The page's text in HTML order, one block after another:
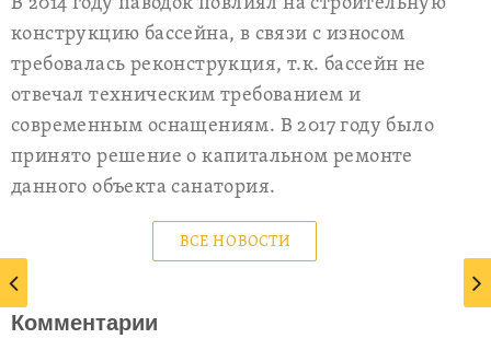
конструкцию бассейна, в связи с износом
требовалась реконструкция, т.к. бассейн не
отвечал техническим требованием и
современным оснащениям. В 2017 году было
принято решение о капитальном ремонте
данного объекта санатория.
ВСЕ НОВОСТИ
Комментарии